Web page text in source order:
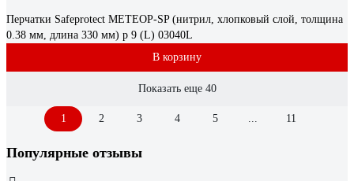
Перчатки Safeprotect МЕТЕОР-SP (нитрил, хлопковый слой, толщина
0.38 мм, длина 330 мм) р 9 (L) 03040L
В корзину
Показать еще 40
1 2 3 4 5 ... 11
Популярные отзывы